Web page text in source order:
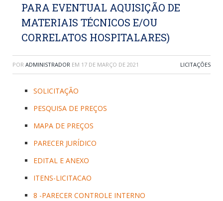
PARA EVENTUAL AQUISIÇÃO DE
MATERIAIS TÉCNICOS E/OU
CORRELATOS HOSPITALARES)
POR ADMINISTRADOR EM 17 DE MARÇO DE 2021 LICITAÇÕES
SOLICITAÇÃO
PESQUISA DE PREÇOS
MAPA DE PREÇOS
PARECER JURÍDICO
EDITAL E ANEXO
ITENS-LICITACAO
8 -PARECER CONTROLE INTERNO